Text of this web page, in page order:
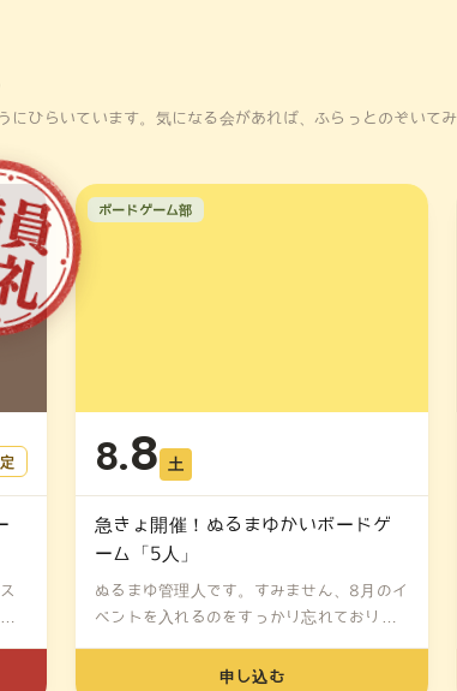
にひらいています。気になる会があれば、ふらっとのぞいて
ボードゲーム部
8.8 土
急きょ開催！ぬるまゆかいボードゲ
ーム「5人」
ぬるまゆ管理人です。すみません、8月のイ
ベントを入れるのをすっかり忘れておりま
申し込む